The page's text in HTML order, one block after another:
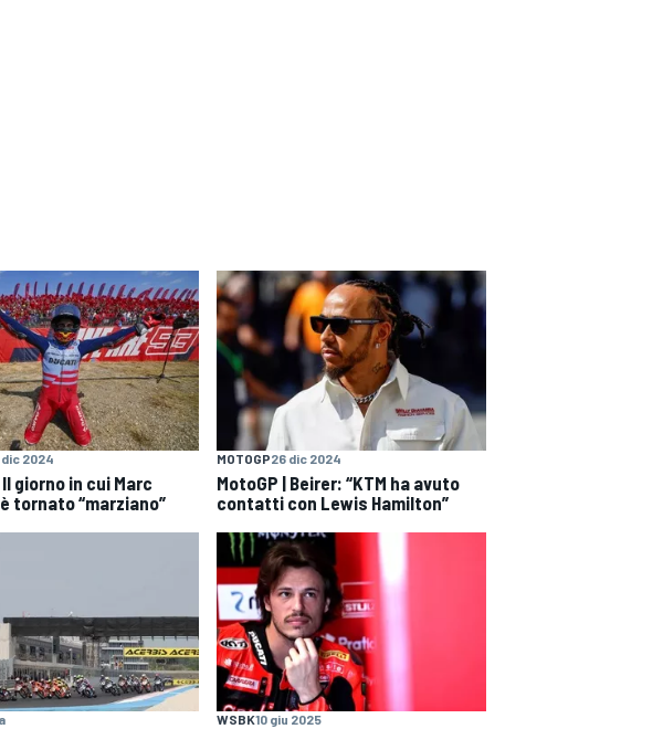
dic 2024
Il giorno in cui Marc
tornato “marziano”
MOTOGP26 dic 2024
MotoGP | Beirer: “KTM ha avuto
contatti con Lewis Hamilton”
WSBK10 giu 2025